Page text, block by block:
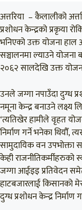
अत्तरिया – कैलालीको
प्रशोधन केन्द्रको प्रकृया
भनिएको उक्त योजना
सञ्चालनमा ल्याउने योजना
२०६२ सालदेखि उक्त
उनले जग्गा नपाउँदा दुग्ध
नमूना केन्द्र बनाउने लक्ष्य
‘त्यतिखेर हामीले वृहत
निर्माण गर्ने भनेका थियौँ,
सामुदायिक वन उपभोक्ता
केही राजनीतिकर्मीहरुको
जग्गा आईइइ प्रतिवेदन
हाटबजारलाई किसानको
दुग्ध प्रशोधन केन्द्र